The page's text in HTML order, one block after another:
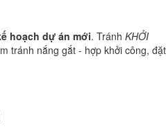
hoạch dự án mới. Tránh KHỞI
tránh nắng gắt - hợp khởi công, đặt